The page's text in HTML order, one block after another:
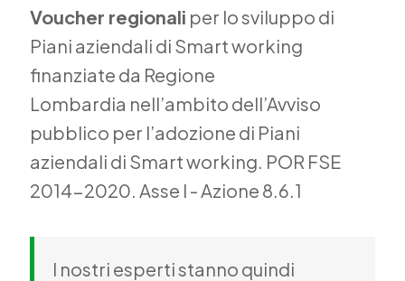
Voucher regionali per lo sviluppo di
Piani aziendali di Smart working
finanziate da Regione
Lombardia nell’ambito dell’Avviso
pubblico per l’adozione di Piani
aziendali di Smart working. POR FSE
2014-2020. Asse I - Azione 8.6.1
I nostri esperti stanno quindi